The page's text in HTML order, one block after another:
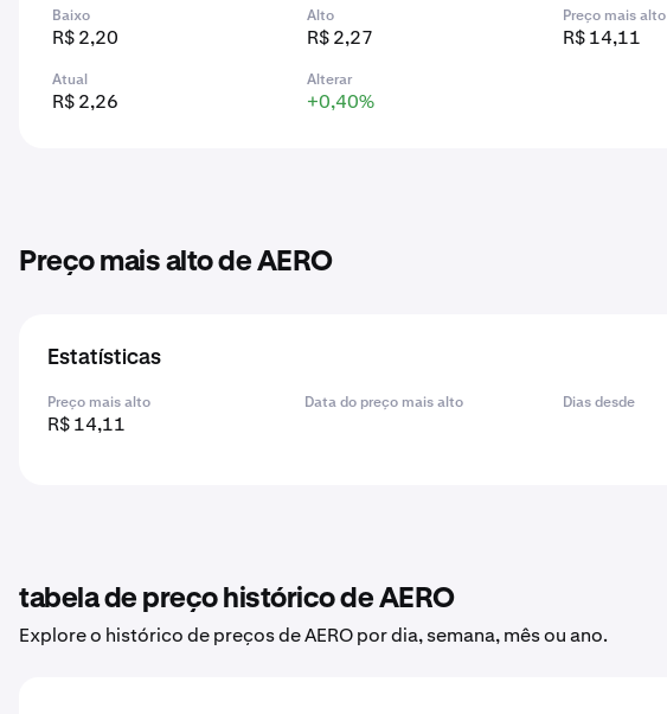
Baixo
R$ 2,20
Alto
R$ 2,27
Preço mais alto
R$ 14,11
Atual
R$ 2,26
Alterar
+0,40%
Preço mais alto de AERO
Estatísticas
Preço mais alto
R$ 14,11
Data do preço mais alto Dias desde
tabela de preço histórico de AERO
Explore o histórico de preços de AERO por dia, semana, mês ou ano.